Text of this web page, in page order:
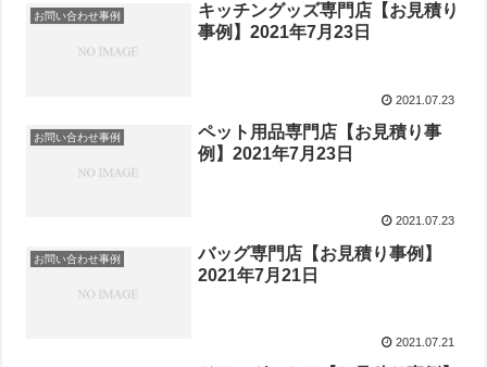
お問い合わせ事例
キッチングッズ専門店【お見積り
事例】2021年7月23日
2021.07.23
お問い合わせ事例
ペット用品専門店【お見積り事
例】2021年7月23日
2021.07.23
お問い合わせ事例
バッグ専門店【お見積り事例】
2021年7月21日
2021.07.21